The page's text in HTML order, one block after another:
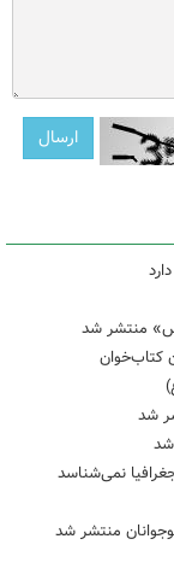
منتشر شد
کتاب‌خوان
شد
شد
نمی‌شناسد